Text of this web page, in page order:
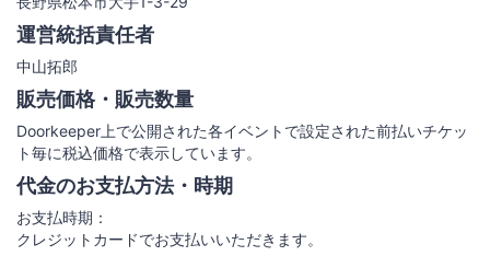
運営統括責任者
中山拓郎
販売価格・販売数量
Doorkeeper上で公開された各イベントで設定された前払いチケッ
ト毎に税込価格で表示しています。
代金のお支払方法・時期
お支払時期：
クレジットカードでお支払いいただきます。